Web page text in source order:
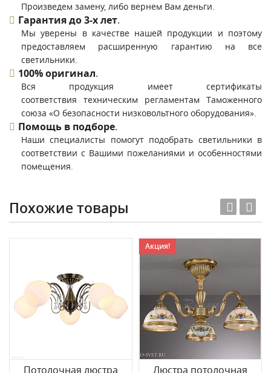
Произведем замену, либо вернем Вам деньги.
Гарантия до 3-х лет.
Мы уверены в качестве нашей продукции и поэтому
предоставляем расширенную гарантию на все
светильники.
100% оригинал.
Вся продукция имеет сертификаты
соответствия техническим регламентам Таможенного
союза «О безопасности низковольтного оборудования».
Помощь в подборе.
Наши специалисты помогут подобрать светильники в
соответствии с Вашими пожеланиями и особенностями
помещения.
Похожие товары
Потолочная люстра
Акция!
Люстра потолочная